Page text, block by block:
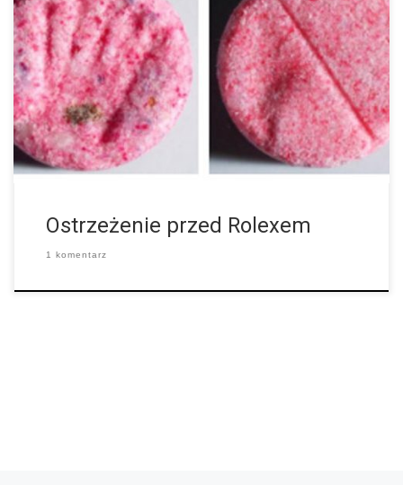
I nie chodzi tu wcale o znanego producenta drogich zegarków, a
o różowy narkotyk spotykany na dyskotekach, który jest
oznaczany logo tej znanej marki zegarków i wprowadzany na
rynek. Zamiast […]
Ostrzeżenie przed Rolexem
1 komentarz